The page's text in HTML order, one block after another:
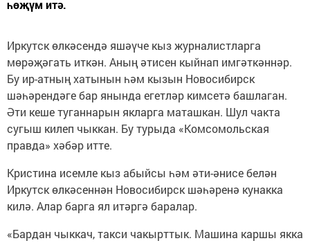
һөҗүм итә.
Иркутск өлкәсендә яшәүче кыз журналистларга
мөрәҗәгать иткән. Аның әтисен кыйнап имгәткәннәр.
Бу ир-атның хатынын һәм кызын Новосибирск
шәһәрендәге бар янында егетләр кимсетә башлаган.
Әти кеше туганнарын якларга маташкан. Шул чакта
сугыш килеп чыккан. Бу турыда «Комсомольская
правда» хәбәр итте.
Кристина исемле кыз абыйсы һәм әти-әнисе белән
Иркутск өлкәсеннән Новосибирск шәһәренә кунакка
килә. Алар барга ял итәргә баралар.
«Бардан чыккач, такси чакырттык. Машина каршы якка